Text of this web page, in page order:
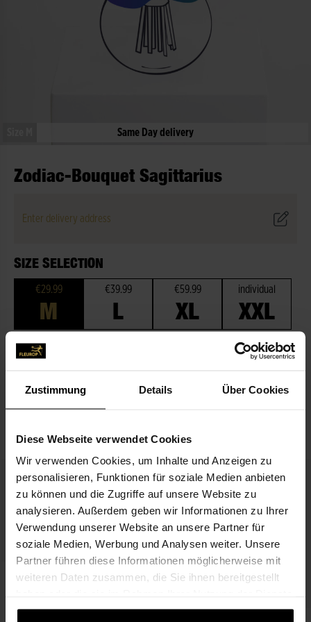
Zustimmung Details Über Cookies
Diese Webseite verwendet Cookies
Wir verwenden Cookies, um Inhalte und Anzeigen zu
personalisieren, Funktionen für soziale Medien anbieten
zu können und die Zugriffe auf unsere Website zu
analysieren. Außerdem geben wir Informationen zu Ihrer
Verwendung unserer Website an unsere Partner für
soziale Medien, Werbung und Analysen weiter. Unsere
Partner führen diese Informationen möglicherweise mit
weiteren Daten zusammen, die Sie ihnen bereitgestellt
gesammelt haben.
Same Day delivery
Zodiac-Bouquet Sagittarius
Enter delivery address
SIZE SELECTION
€29.99
M
€39.99
L
€59.99
XL
individual
XXL
Add to wishlist
DESCRIPTION
MATCHES THE BOUQUET
All the best for your birthday